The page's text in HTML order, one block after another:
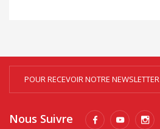
POUR RECEVOIR NOTRE NEWSLETTER
Nous Suivre